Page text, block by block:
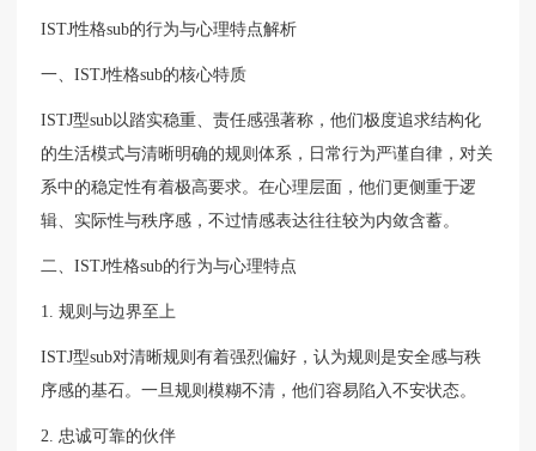
ISTJ性格sub的行为与心理特点解析
一、ISTJ性格sub的核心特质
ISTJ型sub以踏实稳重、责任感强著称，他们极度追求结构化
的生活模式与清晰明确的规则体系，日常行为严谨自律，对关
系中的稳定性有着极高要求。在心理层面，他们更侧重于逻
辑、实际性与秩序感，不过情感表达往往较为内敛含蓄。
二、ISTJ性格sub的行为与心理特点
1. 规则与边界至上
ISTJ型sub对清晰规则有着强烈偏好，认为规则是安全感与秩
序感的基石。一旦规则模糊不清，他们容易陷入不安状态。
2. 忠诚可靠的伙伴